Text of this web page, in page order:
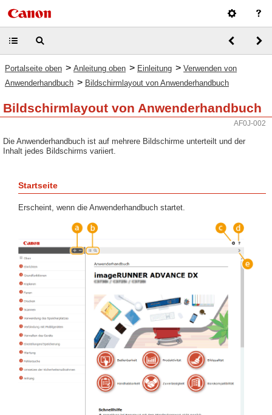
Portalseite oben > Anleitung oben > Einleitung > Verwenden von
Anwenderhandbuch > Bildschirmlayout von Anwenderhandbuch
Bildschirmlayout von Anwenderhandbuch
AF0J-002
Die Anwenderhandbuch ist auf mehrere Bildschirme unterteilt und der
Inhalt jedes Bildschirms variiert.
Startseite
Erscheint, wenn die Anwenderhandbuch startet.